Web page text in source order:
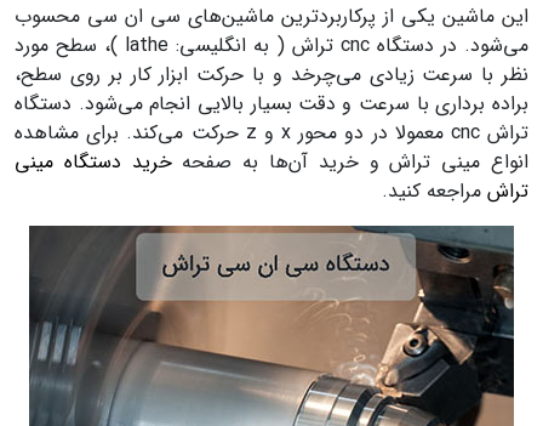
این ماشین یکی از پرکاربردترین ماشین‌های سی ان سی محسوب
می‌شود. در دستگاه cnc تراش ( به انگلیسی: lathe )، سطح مورد
نظر با سرعت زیادی می‌چرخد و با حرکت ابزار کار بر روی سطح،
براده برداری با سرعت و دقت بسیار بالایی انجام می‌شود. دستگاه
تراش cnc معمولا در دو محور x و z حرکت می‌کند. برای مشاهده
انواع مینی تراش و خرید آن‌ها به صفحهخرید دستگاه مینی
تراش مراجعه کنید.